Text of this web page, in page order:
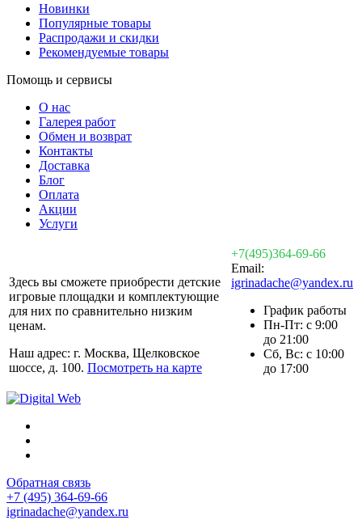
Новинки
Популярные товары
Распродажи и скидки
Рекомендуемые товары
Помощь и сервисы
О нас
Галерея работ
Обмен и возврат
Контакты
Доставка
Блог
Оплата
Акции
Услуги
Здесь вы сможете приобрести детские
игровые площадки и комплектующие
для них по сравнительно низким
ценам.
Наш адрес: г. Москва, Щелковское
шоссе, д. 100. Посмотреть на карте
+7(495)364-69-66
Email:
igrinadache@yandex.ru
График работы
Пн-Пт: с 9:00
до 21:00
Сб, Вс: с 10:00
до 17:00
Обратная связь
+7 (495) 364-69-66
igrinadache@yandex.ru